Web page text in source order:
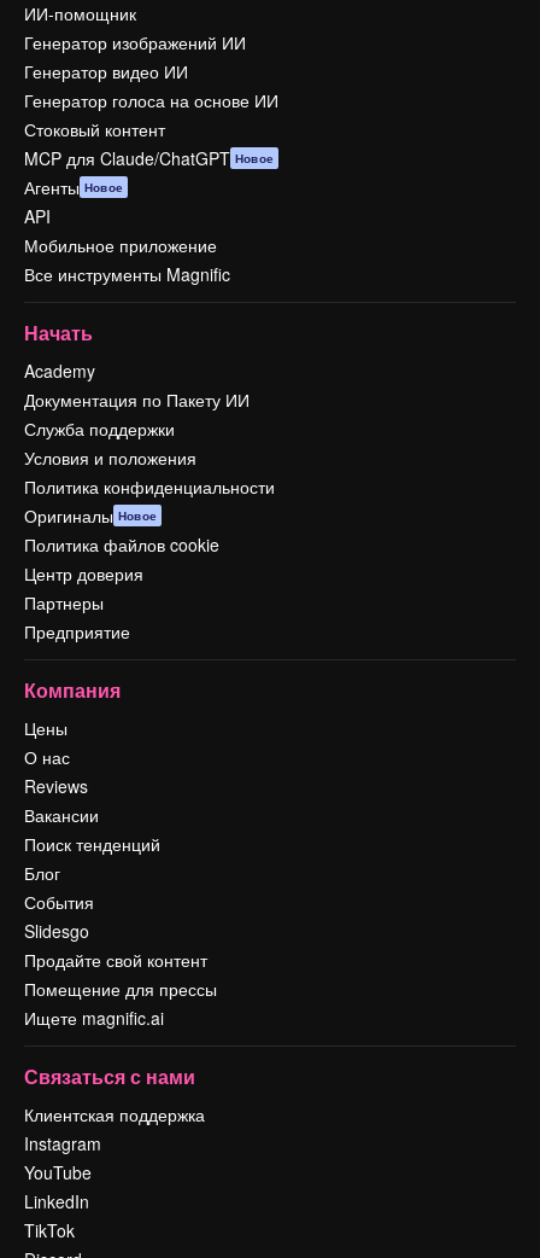
ИИ-помощник
Генератор изображений ИИ
Генератор видео ИИ
Генератор голоса на основе ИИ
Стоковый контент
MCP для Claude/ChatGPT Новое
Агенты Новое
API
Мобильное приложение
Все инструменты Magnific
Начать
Academy
Документация по Пакету ИИ
Служба поддержки
Условия и положения
Политика конфиденциальности
Оригиналы Новое
Политика файлов cookie
Центр доверия
Партнеры
Предприятие
Компания
Цены
О нас
Reviews
Вакансии
Поиск тенденций
Блог
События
Slidesgo
Продайте свой контент
Помещение для прессы
Ищете magnific.ai
Связаться с нами
Клиентская поддержка
Instagram
YouTube
LinkedIn
TikTok